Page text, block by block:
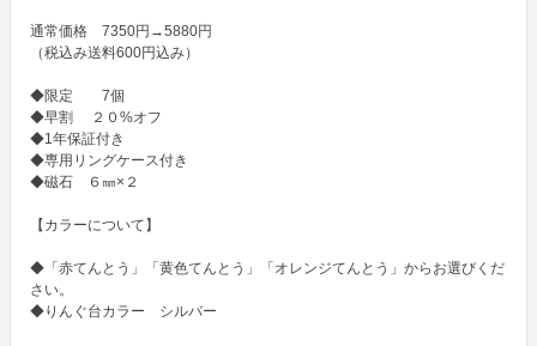
通常価格　7350円→5880円
（税込み送料600円込み）
◆限定　　7個
◆早割　 ２０%オフ
◆1年保証付き
◆専用リングケース付き
◆磁石　６㎜×２
【カラーについて】
◆「赤てんとう」「黄色てんとう」「オレンジてんとう」からお選びくだ
さい。
◆りんぐ台カラー　シルバー